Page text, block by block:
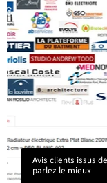
Avis clients issus
parlez le mieux